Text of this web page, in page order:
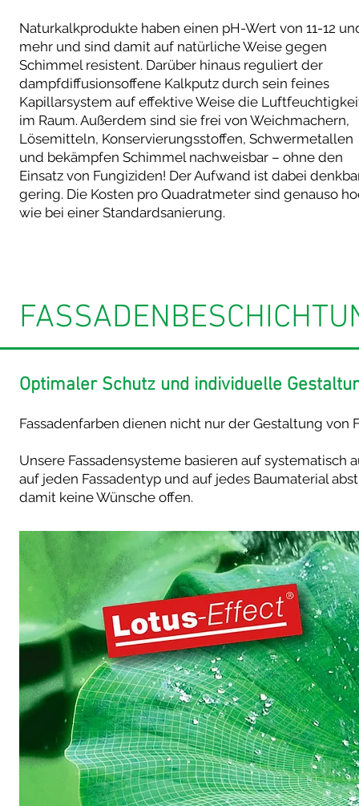
Naturkalkprodukte haben einen pH-Wert von 11-12
mehr und sind damit auf natürliche Weise gegen
Schimmel resistent. Darüber hinaus reguliert der
dampfdiffusionsoffene Kalkputz durch sein feines
Kapillarsystem auf effektive Weise die
im Raum. Außerdem sind sie frei von Weichmachern,
Lösemitteln, Konservierungsstoffen, Schwermetallen
und bekämpfen Schimmel nachweisbar – ohne den
Einsatz von Fungiziden! Der Aufwand ist dabei
gering. Die Kosten pro Quadratmeter sind genauso
wie bei einer Standardsanierung.
Optimaler Schutz und individuelle
Fassadenfarben dienen nicht nur der Gestaltung von
Unsere Fassadensysteme basieren auf
auf jeden Fassadentyp und auf jedes Baumaterial
damit keine Wünsche offen.